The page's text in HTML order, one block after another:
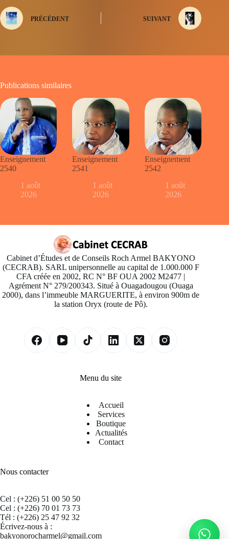
PRÉCÉDENT SUIVANT
Publications similaires
Enseignement
2540
1 août
2026
Enseignement
2541
1 août
2026
Enseignement
2542
1 août
2026
Cabinet d’Études et de Conseils Roch Armel BAKYONO
(CECRAB). SARL unipersonnelle au capital de 1.000.000 F
CFA créée en 2002, RC N° BF OUA 2002 M2477 |
Agrément N° 279/200343. Situé à Ouagadougou (Ouaga
2000), dans l’immeuble MARGUERITE, à environ 900m de
la station Oryx (route de Pô).
Menu du site
Accueil
Services
Boutique
Actualités
Contact
Nous contacter
Cel : (+226) 51 00 50 50
Cel : (+226) 70 01 73 73
Tél : (+226) 25 47 92 32
Écrivez-nous à :
bakyonorocharmel@gmail.com